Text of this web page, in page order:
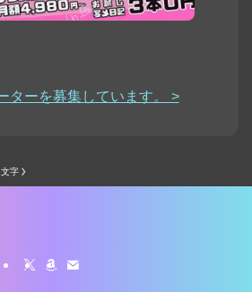
ターを募集しています。 >
文字